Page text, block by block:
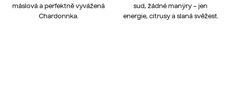
máslová a perfektně vyvážená
Chardonnka.
sud, žádné manýry – jen
energie, citrusy a slaná svěžest.